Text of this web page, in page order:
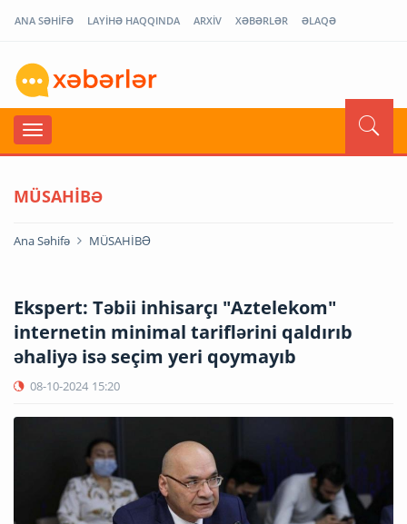
ANA SƏHİFƏ LAYİHƏ HAQQINDA ARXİV XƏBƏRLƏR ƏLAQƏ
MÜSAHİBƏ
Ana Səhifə MÜSAHİBƏ
Ekspert: Təbii inhisarçı "Aztelekom"
internetin minimal tariflərini qaldırıb
əhaliyə isə seçim yeri qoymayıb
08-10-2024 15:20